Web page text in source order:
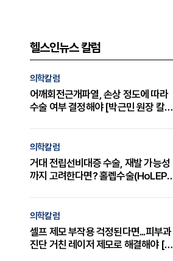
헬스인뉴스 칼럼
의학칼럼
어깨회전근개파열, 손상 정도에 따라
수술 여부 결정해야 [박근민 원장 칼
의학칼럼
거대 전립선비대증 수술, 재발 가능성
까지 고려한다면? 홀렙수술(HoLEP)
의학칼럼
셀프 제모 부작용 걱정된다면...피부과
진단 거친 레이저 제모로 해결해야 [변